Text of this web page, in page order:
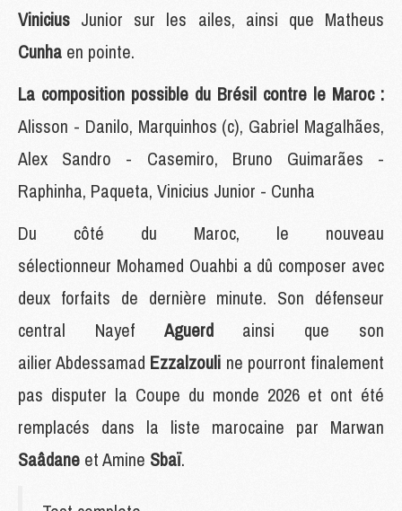
Vinicius Junior sur les ailes, ainsi que Matheus
Cunha en pointe.
La composition possible du Brésil contre le Maroc :
Alisson - Danilo, Marquinhos (c), Gabriel Magalhães,
Alex Sandro - Casemiro, Bruno Guimarães -
Raphinha, Paqueta, Vinicius Junior - Cunha
Du côté du Maroc, le nouveau
sélectionneur Mohamed Ouahbi a dû composer avec
deux forfaits de dernière minute. Son défenseur
central Nayef Aguerd ainsi que son
ailier Abdessamad Ezzalzouli ne pourront finalement
pas disputer la Coupe du monde 2026 et ont été
remplacés dans la liste marocaine par Marwan
Saâdane et Amine Sbaï.